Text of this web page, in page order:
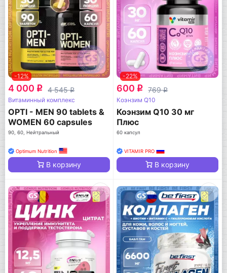
-12%
4 000 q 4 545q
Витаминный комплекс
OPTI - MEN 90 tablets &
WOMEN 60 capsules
90, 60, Нейтральный
Optimum Nutrition
В корзину
-22%
600 q 769q
Коэнзим Q10
Коэнзим Q10 30 мг
Плюс
60 капсул
VITAMIR PRO
В корзину